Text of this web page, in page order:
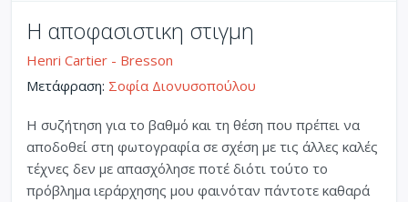
Η αποφασιστικη στιγμη
Henri Cartier - Bresson
Μετάφραση: Σοφία Διονυσοπούλου
Η συζήτηση για το βαθμό και τη θέση που πρέπει να
αποδοθεί στη φωτογραφία σε σχέση με τις άλλες καλές
τέχνες δεν με απασχόλησε ποτέ διότι τούτο το
πρόβλημα ιεράρχησης μου φαινόταν πάντοτε καθαρά